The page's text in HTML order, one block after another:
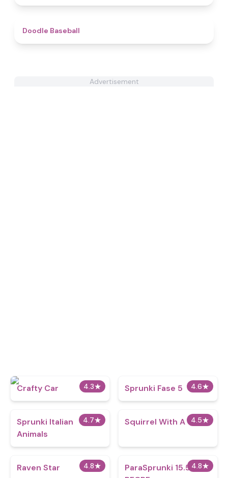
Doodle Baseball
Advertisement
4.3★
Crafty Car 4.6★
Sprunki Fase 5
4.7★
Sprunki Italian
Animals
4.5★
Squirrel With A Gun
4.8★
Raven Star 4.8★
ParaSprunki 15.5.5!!!